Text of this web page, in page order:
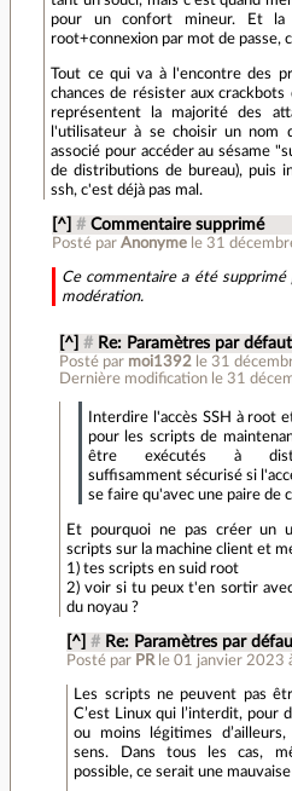
pour un confort mineur. Et la
root+connexion par mot de passe,
Tout ce qui va à l'encontre des
chances de résister aux
représentent la majorité des
l'utilisateur à se choisir un nom
associé pour accéder au sésame
de distributions de bureau), puis
ssh, c'est déjà pas mal.
[^] # Commentaire supprimé
Posté par Anonyme le 31
Ce commentaire a été supprimé
modération.
[^] # Re: Paramètres par
Posté par moi1392 le 31
Dernière modification le 31
Interdire l'accès SSH à root
pour les scripts de
être exécutés à
suffisamment sécurisé si
se faire qu'avec une paire de
Et pourquoi ne pas créer un
scripts sur la machine client et
1) tes scripts en suid root
2) voir si tu peux t'en sortir
du noyau ?
[^] # Re: Paramètres par
Posté par PR le 01 janvier 2023
Les scripts ne peuvent pas
C’est Linux qui l’interdit, pour
ou moins légitimes
sens. Dans tous les cas,
possible, ce serait une